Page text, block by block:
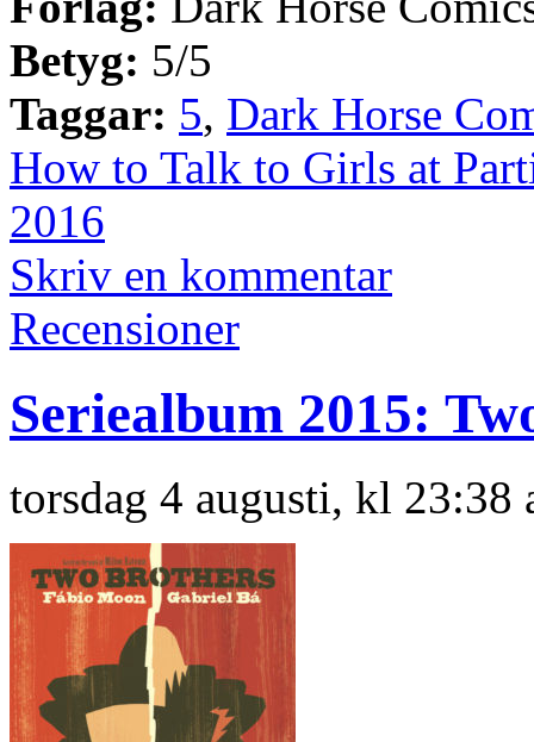
Betyg: 5/5
Taggar: 5, Dark Horse
How to Talk to Girls at
2016
Skriv en kommentar
Recensioner
Seriealbum 2015:
torsdag 4 augusti, kl 23:38